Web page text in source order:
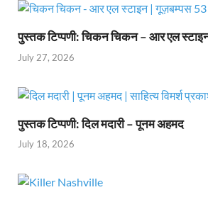
पुस्तक टिप्पणी: चिकन चिकन – आर एल
July 27, 2026
पुस्तक टिप्पणी: दिल मदारी – पूनम अहमद
July 18, 2026